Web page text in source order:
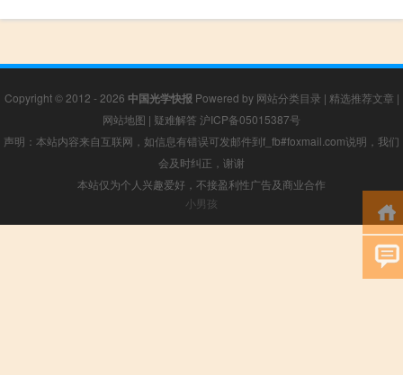
Copyright © 2012 - 2026 中国光学快报 Powered by 网站分类目录 | 精选推荐文章 |
网站地图 | 疑难解答 沪ICP备05015387号
声明：本站内容来自互联网，如信息有错误可发邮件到f_fb#foxmail.com说明，我们
会及时纠正，谢谢
本站仅为个人兴趣爱好，不接盈利性广告及商业合作
小男孩